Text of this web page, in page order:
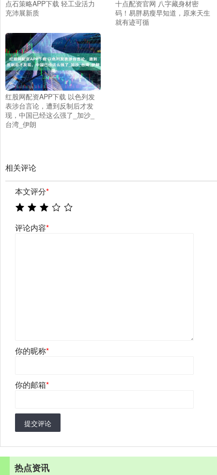
点石策略APP下载 轻工业活力
充沛展新质
十点配资官网 八字藏身材密
码！易胖易瘦早知道，原来天生
就有迹可循
红股网配资APP下载 以色列发
表涉台言论，遭到反制后才发
现，中国已经这么强了_加沙_
台湾_伊朗
相关评论
本文评分*
评论内容*
你的昵称*
你的邮箱*
提交评论
热点资讯